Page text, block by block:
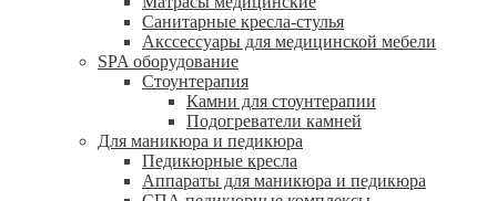
Санитарные кресла-стулья
Акссессуары для медицинской мебели
SPA оборудование
Стоунтерапия
Камни для стоунтерапии
Подогреватели камней
Для маникюра и педикюра
Педикюрные кресла
Аппараты для маникюра и педикюра